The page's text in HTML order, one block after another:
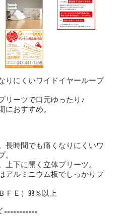
りにくいワイドイヤーループ
リーツで口元ゆったり♪
におすすめ。
長時間でも痛くなりにくいワ
。
上下に開く立体プリーツ。
アルミニウム板でしっかりフ
ＦＥ）98％以上